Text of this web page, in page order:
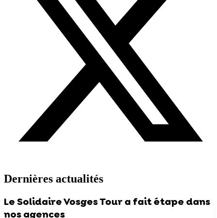
Dernières actualités
Le Solidaire Vosges Tour a fait étape dans
nos agences